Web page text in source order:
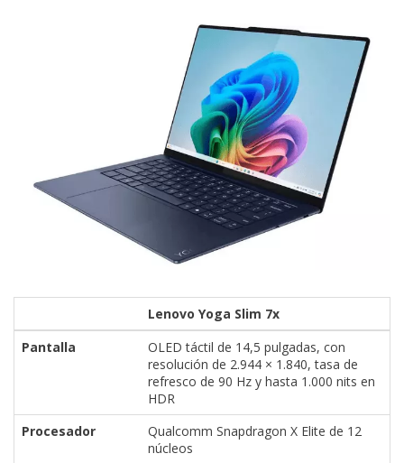
Lenovo Yoga Slim 7x
Pantalla
OLED táctil de 14,5 pulgadas, con
resolución de 2.944 × 1.840, tasa de
refresco de 90 Hz y hasta 1.000 nits en
HDR
Procesador
Qualcomm Snapdragon X Elite de 12
núcleos